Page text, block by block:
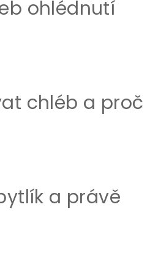
ohlédnutí
chléb a proč
a právě